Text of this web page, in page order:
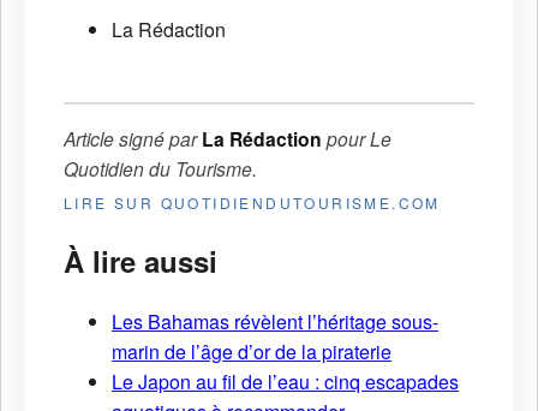
La Rédaction
Article signé parLa Rédaction pourLe
Quotidien du Tourisme.
LIRE SUR QUOTIDIENDUTOURISME.COM
À lire aussi
Les Bahamas révèlent l’héritage sous-
marin de l’âge d’or de la piraterie
Le Japon au fil de l’eau : cinq escapades